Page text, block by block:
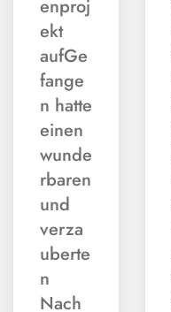
enproj
ekt
aufGe
fange
n hatte
einen
wunde
rbaren
und
verza
uberte
n
Nach